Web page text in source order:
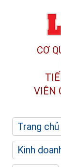
CƠ
VIÊN
Trang chủ
Kinh